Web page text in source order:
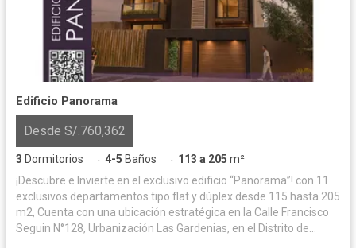
Edificio Panorama
Desde S/.760,362
3 Dormitorios · 4-5 Baños · 113 a 205 m²
¡Descubre e Invierte en el exclusivo edificio “Panorama”! con 11
exclusivos departamentos tipo flat y dúplex desde 115 hasta 205
m2, Cuenta con una ubicación estratégica en la Calle Francisco
Seguin N°128, Urbanización Las Gardenias, en el Distrito de